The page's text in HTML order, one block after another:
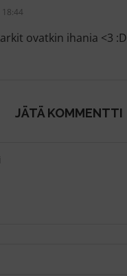
ovatkin ihania <3 :D
JÄTÄ KOMMENTTI